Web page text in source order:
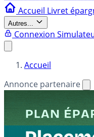
Accueil Livret
Autres...
Connexion
Accueil
Annonce partenaire